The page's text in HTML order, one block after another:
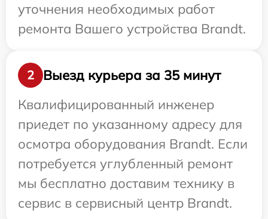
уточнения необходимых работ
ремонта Вашего устройства Brandt.
2
Выезд курьера за 35 минут
Квалифицированный инженер
приедет по указанному адресу для
осмотра оборудования Brandt. Если
потребуется углубленный ремонт
мы бесплатно доставим технику в
сервис в сервисный центр Brandt.